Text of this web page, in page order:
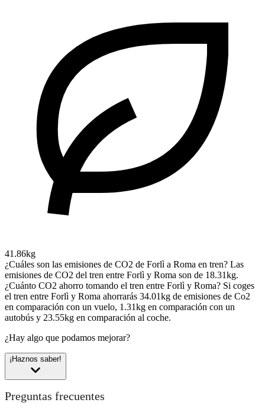
41.86kg
¿Cuáles son las emisiones de CO2 de Forlì a Roma en tren? Las
emisiones de CO2 del tren entre Forlì y Roma son de 18.31kg.
¿Cuánto CO2 ahorro tomando el tren entre Forlì y Roma? Si coges
el tren entre Forlì y Roma ahorrarás 34.01kg de emisiones de Co2
en comparación con un vuelo, 1.31kg en comparación con un
autobús y 23.55kg en comparación al coche.
¿Hay algo que podamos mejorar?
¡Haznos saber!
Preguntas frecuentes